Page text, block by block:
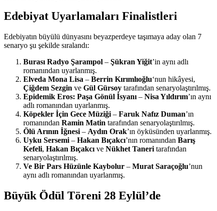
Edebiyat Uyarlamaları Finalistleri
Edebiyatın büyülü dünyasını beyazperdeye taşımaya aday olan 7
senaryo şu şekilde sıralandı:
Burası Radyo Şarampol – Şükran Yiğit’in aynı adlı
romanından uyarlanmış.
Elveda Mona Lisa – Berrin Kırımlıoğlu‘nun hikâyesi,
Çiğdem Sezgin ve Gül Gürsoy tarafından senaryolaştırılmış.
Epidemik Eros: Paşa Gönül İsyanı – Nisa Yıldırım’ın aynı
adlı romanından uyarlanmış.
Köpekler İçin Gece Müziği – Faruk Nafız Duman’ın
romanından Ramin Matin tarafından senaryolaştırılmış.
Ölü Arının İğnesi – Aydın Orak’ın öyküsünden uyarlanmış.
Uyku Sersemi – Hakan Bıçakcı’nın romanından Barış
Kefeli, Hakan Bıçakcı ve Nükhet Taneri tarafından
senaryolaştırılmış.
Ve Bir Pars Hüzünle Kaybolur – Murat Saraçoğlu’nun
aynı adlı romanından uyarlanmış.
Büyük Ödül Töreni 28 Eylül’de